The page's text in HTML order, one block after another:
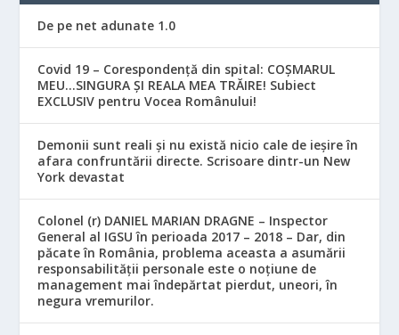
De pe net adunate 1.0
Covid 19 – Corespondență din spital: COȘMARUL
MEU…SINGURA ȘI REALA MEA TRĂIRE! Subiect
EXCLUSIV pentru Vocea Românului!
Demonii sunt reali și nu există nicio cale de ieșire în
afara confruntării directe. Scrisoare dintr-un New
York devastat
Colonel (r) DANIEL MARIAN DRAGNE – Inspector
General al IGSU în perioada 2017 – 2018 – Dar, din
păcate în România, problema aceasta a asumării
responsabilităţii personale este o noţiune de
management mai îndepărtat pierdut, uneori, în
negura vremurilor.